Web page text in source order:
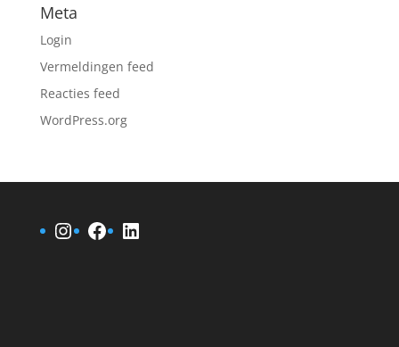
Meta
Login
Vermeldingen feed
Reacties feed
WordPress.org
Instagram
Facebook
LinkedIn